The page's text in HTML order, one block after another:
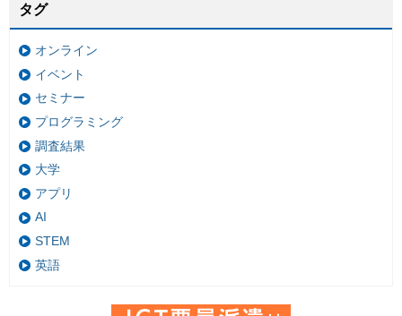
タグ
オンライン
イベント
セミナー
プログラミング
調査結果
大学
アプリ
AI
STEM
英語